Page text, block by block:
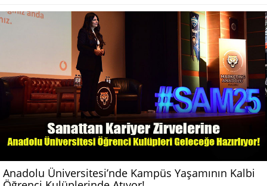
Anadolu Üniversitesi’nde Kampüs Yaşamının Kalbi